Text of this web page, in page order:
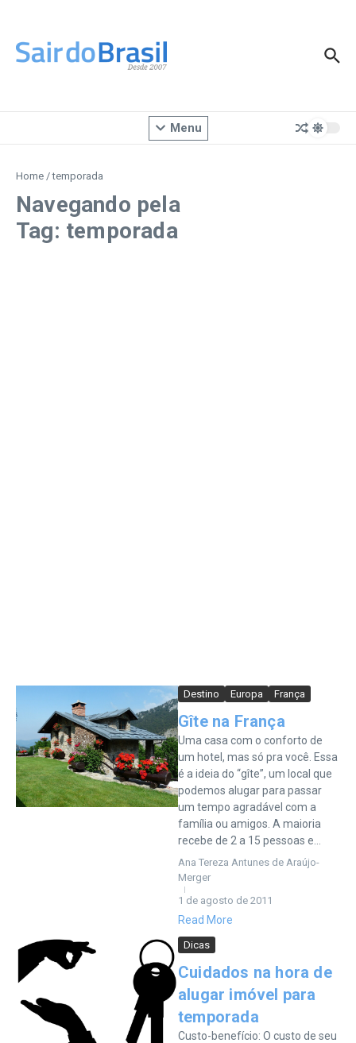
Menu
Home /temporada
Navegando pela
Tag: temporada
Destino Europa França
Gîte na França
Uma casa com o conforto de
um hotel, mas só pra você. Essa
é a ideia do “gîte”, um local que
podemos alugar para passar
um tempo agradável com a
família ou amigos. A maioria
recebe de 2 a 15 pessoas e...
Ana Tereza Antunes de Araújo-
Merger
1 de agosto de 2011
Read More
Dicas
Cuidados na hora de
alugar imóvel para
temporada
Custo-benefício: O custo de seu